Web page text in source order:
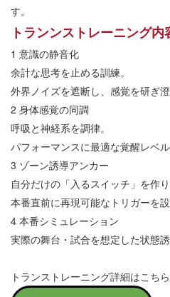
す。
トランンストレーニング内
1 意識の静音化
余計な思考を止める訓練。
外界ノイズを遮断し、感覚を研ぎ澄
2 身体感覚の同調
呼吸と神経系を調律。
パフォーマンスに最適な覚醒レベル
3 ゾーン誘導アンカー
自分だけの「入るスイッチ」を作り
本番直前に再現可能なトリガーを設
4 本番シミュレーション
実際の舞台・試合を想定した状態
トランストレーニング詳細はこち